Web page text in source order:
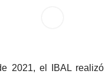
2021, el IBAL